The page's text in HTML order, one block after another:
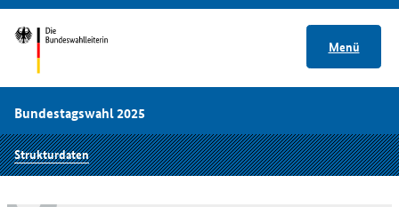
Menü
Bundestagswahl 2025
Strukturdaten